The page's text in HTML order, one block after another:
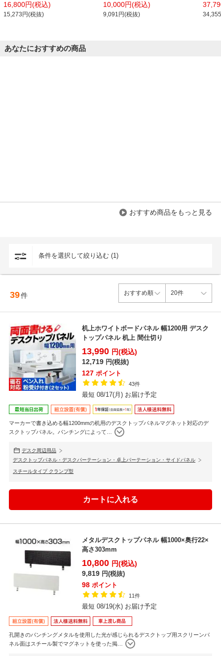
16,800円(税込)
15,273円(税抜)
10,000円(税込)
9,091円(税抜)
あなたにおすすめの商品
おすすめ商品をもっと見る
条件を選択して絞り込む (1)
39件
机上ホワイトボードパネル 幅1200用 デスク
トップパネル 机上 間仕切り
13,990 円(税込)
12,719 円(税抜)
127 ポイント
43件
最短 08/17(月) お届け予定
マーカーで書き込める幅1200mmの机用のデスクトップパネルマグネット対応のデ
スクトップパネル。パンチングによって
デスク周辺用品
デスクトップパネル・デスクパーテーション・卓上パーテーション・サイドパネル
スチールタイプ クランプ型
メタルデスクトップパネル 幅1000×奥行22×
高さ303mm
10,800 円(税込)
9,819 円(税抜)
98 ポイント
11件
最短 08/19(水) お届け予定
孔開きのパンチングメタルを使用した光が感じられるデスクトップ用スクリーンパ
ネル面はスチール製でマグネットを使った掲…